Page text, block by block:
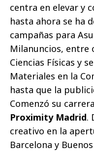
centra en elevar y
hasta ahora se ha
campañas para
Milanuncios, entre
Ciencias Físicas y
Materiales en la
hasta que la
Comenzó su
Proximity Madrid.
creativo en la
Barcelona y